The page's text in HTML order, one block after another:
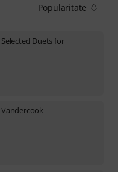
Popularitate
Selected Duets for
Vandercook